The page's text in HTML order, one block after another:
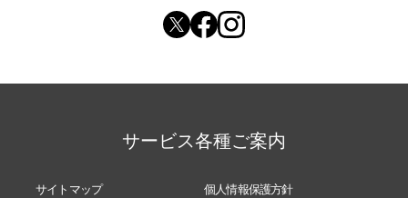
サービス各種ご案内
サイトマップ
個人情報保護方針